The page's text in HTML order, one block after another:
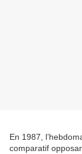
En 1987,
comparatif